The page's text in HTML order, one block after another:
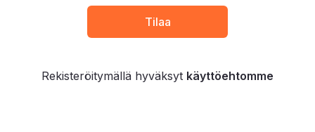
Rekisteröitymällä hyväksyt käyttöehtomme